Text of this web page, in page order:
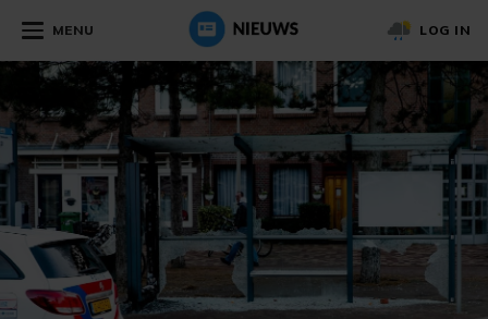
MENU LOG IN